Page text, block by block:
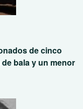
de cinco
bala y un menor